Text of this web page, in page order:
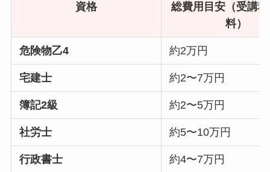
資格
総費用目安（受講
料）
危険物乙4 約2万円
宅建士 約2〜7万円
簿記2級 約2〜5万円
社労士 約5〜10万円
行政書士 約4〜7万円